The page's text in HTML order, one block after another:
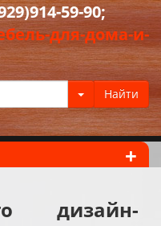
59-90;
для-дома-и-
+
дизайн-